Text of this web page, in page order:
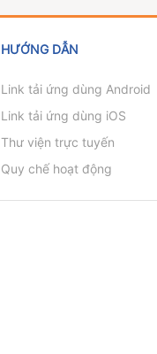
của Đảng - Quyển 3)
HƯỚNG DẪN
Link tải ứng dùng Android
Link tải ứng dùng iOS
Thư viện trực tuyến
Quy chế hoạt động